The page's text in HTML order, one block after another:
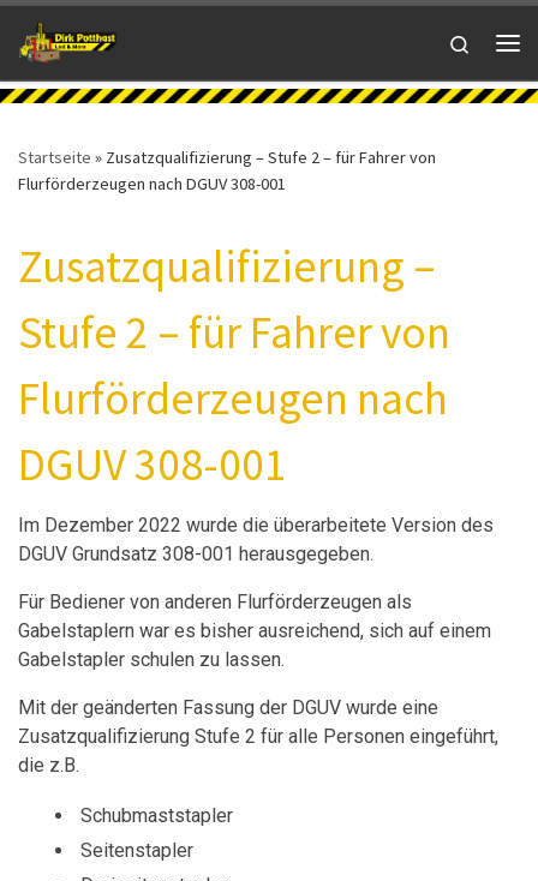
Zum Inhalt springen
Search
Startseite » Zusatzqualifizierung – Stufe 2 – für Fahrer von
Flurförderzeugen nach DGUV 308-001
Zusatzqualifizierung –
Stufe 2 – für Fahrer von
Flurförderzeugen nach
DGUV 308-001
Im Dezember 2022 wurde die überarbeitete Version des
DGUV Grundsatz 308-001 herausgegeben.
Für Bediener von anderen Flurförderzeugen als
Gabelstaplern war es bisher ausreichend, sich auf einem
Gabelstapler schulen zu lassen.
Mit der geänderten Fassung der DGUV wurde eine
Zusatzqualifizierung Stufe 2 für alle Personen eingeführt,
die z.B.
Schubmaststapler
Seitenstapler